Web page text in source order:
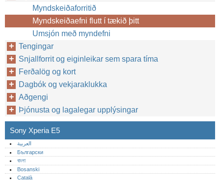
Myndskeiðaforritið
Myndskeiðaefni flutt í tækið þitt
Umsjón með myndefni
Tengingar
Snjallforrit og eiginleikar sem spara tíma
Ferðalög og kort
Dagbók og vekjaraklukka
Aðgengi
Þjónusta og lagalegar upplýsingar
Sony Xperia E5
العربية
Български
বাংলা
Bosanski
Català